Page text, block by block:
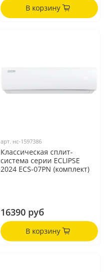
В корзину
арт. нс-1597386
Классическая сплит-
система серии ECLIPSE
2024 ECS-07PN (комплект)
16390 руб
В корзину